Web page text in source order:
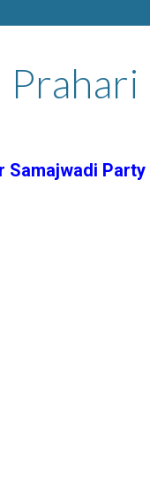
Prahari
Samajwadi Party